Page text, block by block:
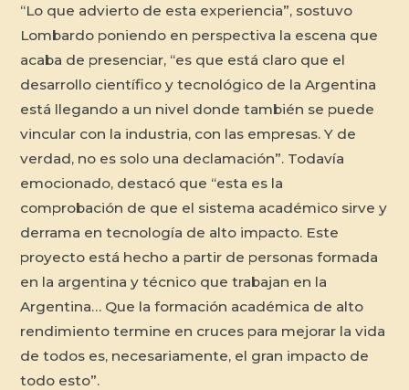
“Lo que advierto de esta experiencia”, sostuvo
Lombardo poniendo en perspectiva la escena que
acaba de presenciar, “es que está claro que el
desarrollo científico y tecnológico de la Argentina
está llegando a un nivel donde también se puede
vincular con la industria, con las empresas. Y de
verdad, no es solo una declamación”. Todavía
emocionado, destacó que “esta es la
comprobación de que el sistema académico sirve y
derrama en tecnología de alto impacto. Este
proyecto está hecho a partir de personas formada
en la argentina y técnico que trabajan en la
Argentina… Que la formación académica de alto
rendimiento termine en cruces para mejorar la vida
de todos es, necesariamente, el gran impacto de
todo esto”.